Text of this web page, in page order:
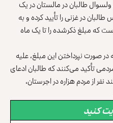
طالبان در مالستان در یک
در غزنی را تأیید کرده و به
که مبلغ ذکرشده را تا یک ماه
صورت نپرداختن این مبلغ، علیه
تأکید می‌کنند که طالبان ادعای
از مردم هزاره در اجرستان،
کنید